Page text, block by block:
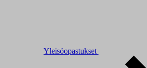
Yleisöopastukset